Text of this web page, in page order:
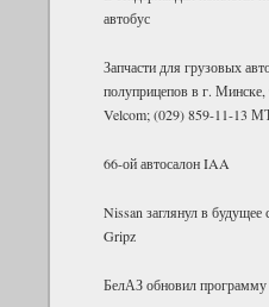
автобус
Запчасти для грузовых
полуприцепов в г.
Velcom; (029) 859-11-13
66-ой автосалон IAA
Nissan заглянул в
Gripz
БелАЗ об­но­вил про­грамму